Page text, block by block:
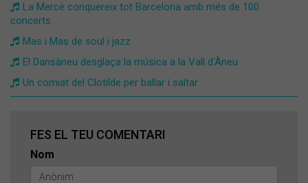
La Mercè conquereix tot Barcelona amb més de 100
concerts
Mas i Mas de soul i jazz
El Dansàneu desglaça la música a la Vall d'Àneu
Un comiat del Clotilde per ballar i saltar
FES EL TEU COMENTARI
Nom